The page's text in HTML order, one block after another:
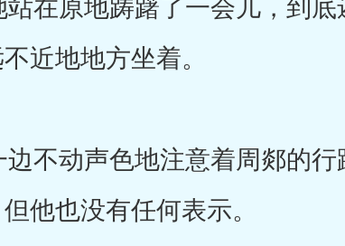
近地地方坐着。
不动声色地注意着周郯的
他也没有任何表示。